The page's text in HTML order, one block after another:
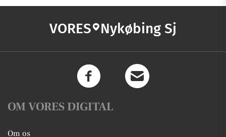
VORES Nykøbing Sj
OM VORES DIGITAL
Om os